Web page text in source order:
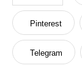
Pinterest
Telegram